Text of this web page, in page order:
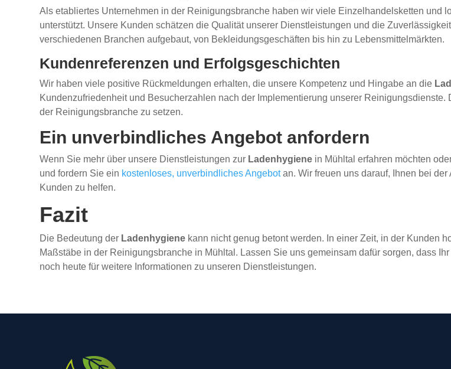
Als etabliertes Unternehmen in der Reinigungsbranche haben wir viele Einzelhandelsketten und
unterstützt. Unsere Kunden schätzen die Qualität unserer Dienstleistungen und die
verschiedenen Branchen aufgebaut, von Bekleidungsgeschäften bis hin zu Lebensmittelmärkten.
Kundenreferenzen und Erfolgsgeschichten
Wir haben viele positive Rückmeldungen erhalten, die unsere Kompetenz und Hingabe an die
Kundenzufriedenheit und Besucherzahlen nach der Implementierung unserer
der Reinigungsbranche zu setzen.
Ein unverbindliches Angebot anfordern
Wenn Sie mehr über unsere Dienstleistungen zur Ladenhygiene in Mühltal erfahren möchten
und fordern Sie ein kostenloses, unverbindliches Angebotan. Wir freuen uns darauf, Ihnen bei
Kunden zu helfen.
Fazit
Die Bedeutung der Ladenhygiene kann nicht genug betont werden. In einer Zeit, in der Kunden
Maßstäbe in der Reinigungsbranche in Mühltal. Lassen Sie uns gemeinsam dafür sorgen, dass
noch heute für weitere Informationen zu unseren Dienstleistungen.